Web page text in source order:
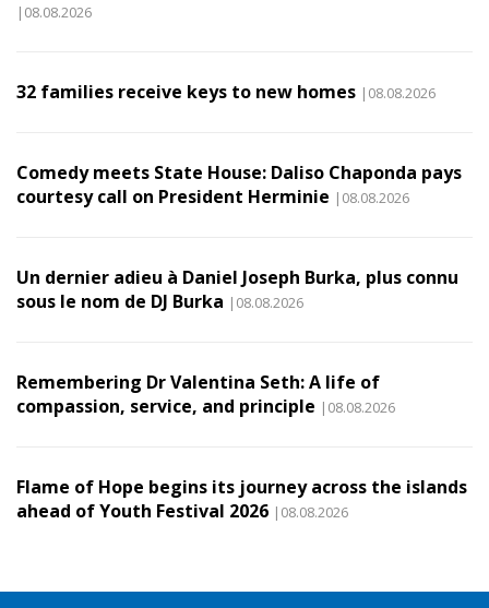
|08.08.2026
32 families receive keys to new homes |08.08.2026
Comedy meets State House: Daliso Chaponda pays
courtesy call on President Herminie |08.08.2026
Un dernier adieu à Daniel Joseph Burka, plus connu
sous le nom de DJ Burka |08.08.2026
Remembering Dr Valentina Seth: A life of
compassion, service, and principle |08.08.2026
Flame of Hope begins its journey across the islands
ahead of Youth Festival 2026 |08.08.2026